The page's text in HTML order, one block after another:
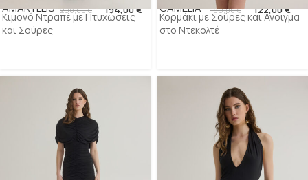
AMARYLLIS 298,00€ 194,00€
Κιμονό Ντραπέ με Πτυχώσεις
και Σούρες
CAMELIA 189,00€ 122,00€
Κορμάκι με Σούρες και Άνοιγμα
στο Ντεκολτέ